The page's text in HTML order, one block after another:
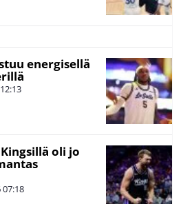
energisellä
12:13
oli jo
07:18